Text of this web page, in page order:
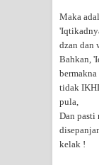
Maka
dzan dan
Bahkan,
tidak
pula,
Dan pasti
kelak !